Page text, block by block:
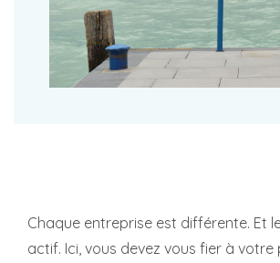
Chaque entreprise est différente. Et
actif. Ici, vous devez vous fier à